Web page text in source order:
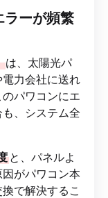
ラーが頻繁
は、太陽光パ
力会社に送れ
パワコンにエ
、システム全
と、パネルよ
がパワコン本
で解決するこ